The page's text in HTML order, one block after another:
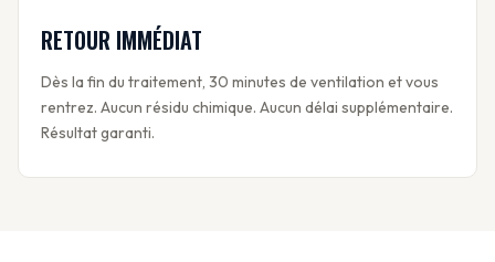
RETOUR IMMÉDIAT
Dès la fin du traitement, 30 minutes de ventilation et vous
rentrez. Aucun résidu chimique. Aucun délai supplémentaire.
Résultat garanti.